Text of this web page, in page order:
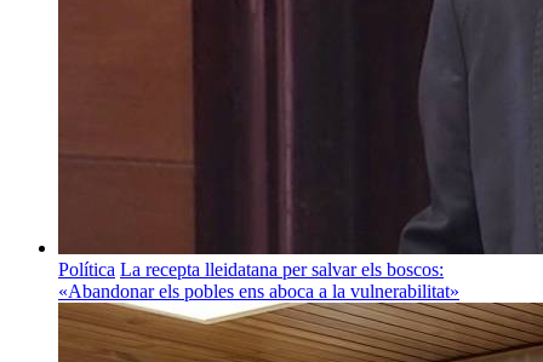
Política La recepta lleidatana per salvar els boscos:
«Abandonar els pobles ens aboca a la vulnerabilitat»